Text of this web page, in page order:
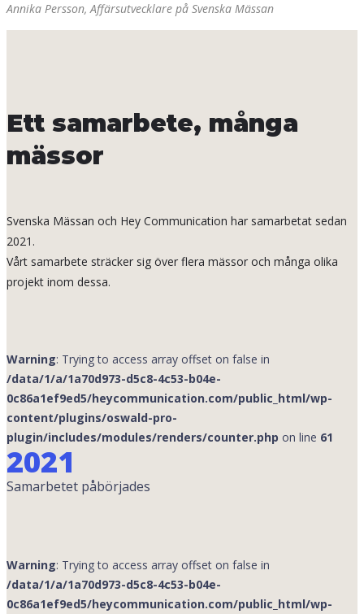
Annika Persson, Affärsutvecklare på Svenska Mässan
Ett samarbete, många
mässor
Svenska Mässan och Hey Communication har samarbetat sedan
2021.
Vårt samarbete sträcker sig över flera mässor och många olika
projekt inom dessa.
Warning: Trying to access array offset on false in
/data/1/a/1a70d973-d5c8-4c53-b04e-
0c86a1ef9ed5/heycommunication.com/public_html/wp-
content/plugins/oswald-pro-
plugin/includes/modules/renders/counter.php on line 61
2021
Samarbetet påbörjades
Warning: Trying to access array offset on false in
/data/1/a/1a70d973-d5c8-4c53-b04e-
0c86a1ef9ed5/heycommunication.com/public_html/wp-